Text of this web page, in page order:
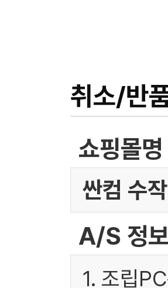
취소/반
쇼핑몰명
싼컴 수
A/S 정
1. 조립